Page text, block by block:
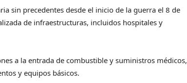
sin precedentes desde el inicio de la guerra el 8 de
de infraestructuras, incluidos hospitales y
a la entrada de combustible y suministros médicos,
y equipos básicos.